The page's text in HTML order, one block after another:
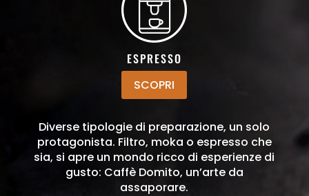
ESPRESSO
SCOPRI
Diverse tipologie di preparazione, un solo
protagonista. Filtro, moka o espresso che
sia, si apre un mondo ricco di esperienze di
gusto: Caffè Domito, un’arte da
assaporare.